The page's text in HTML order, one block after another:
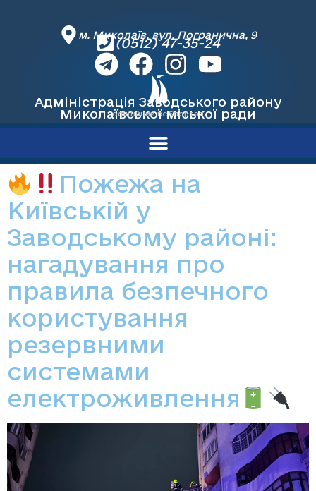
м. Миколаїв, вул. Погранична, 9
(0512) 47-35-24
Адміністрація Заводського району
Миколаївської міської ради
офіційний вебпортал
Пожежа на
Київській у
Заводському районі:
нагадування про
правила безпечного
користування
резервними
системами
електроживлення